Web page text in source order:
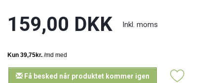
159,00 DKK Inkl. moms
Få besked når produktet kommer igen